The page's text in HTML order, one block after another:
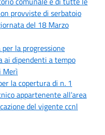
provviste di serbatoio
del 18 Marzo
la progressione
ai dipendenti a tempo
Merì
la copertura di n. 1
appartenente all’area
del vigente ccnl